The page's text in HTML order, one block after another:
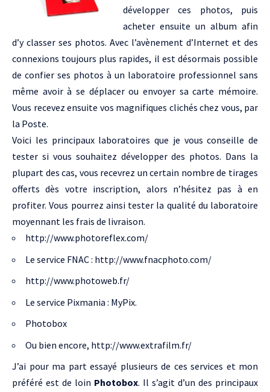
développer ces photos, puis
acheter ensuite un album afin
d’y classer ses photos. Avec l’avènement d’Internet et des
connexions toujours plus rapides, il est désormais possible
de confier ses photos à un laboratoire professionnel sans
même avoir à se déplacer ou envoyer sa carte mémoire.
Vous recevez ensuite vos magnifiques clichés chez vous, par
la Poste.
Voici les principaux laboratoires que je vous conseille de
tester si vous souhaitez développer des photos. Dans la
plupart des cas, vous recevrez un certain nombre de tirages
offerts dès votre inscription, alors n’hésitez pas à en
profiter. Vous pourrez ainsi tester la qualité du laboratoire
moyennant les frais de livraison.
http://www.photoreflex.com/
Le service FNAC : http://www.fnacphoto.com/
http://www.photoweb.fr/
Le service Pixmania : MyPix.
Photobox
Ou bien encore, http://www.extrafilm.fr/
J’ai pour ma part essayé plusieurs de ces services et mon
préféré est de loin Photobox. Il s’agit d’un des principaux